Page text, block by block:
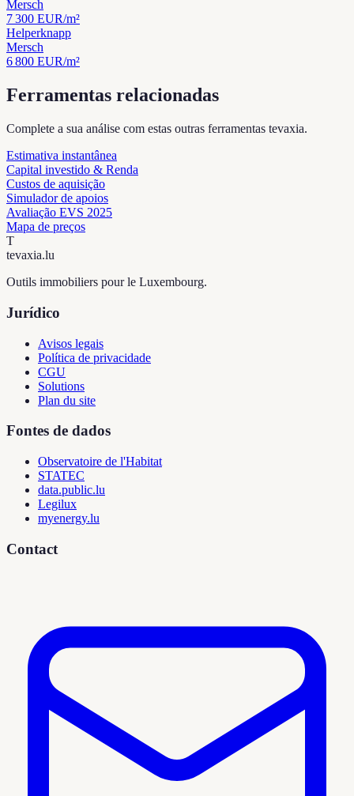
Mersch
7 300 EUR/m²
Helperknapp
Mersch
6 800 EUR/m²
Ferramentas relacionadas
Complete a sua análise com estas outras ferramentas tevaxia.
Estimativa instantânea
Capital investido & Renda
Custos de aquisição
Simulador de apoios
Avaliação EVS 2025
Mapa de preços
T
tevaxia.lu
Outils immobiliers pour le Luxembourg.
Jurídico
Avisos legais
Política de privacidade
CGU
Solutions
Plan du site
Fontes de dados
Observatoire de l'Habitat
STATEC
data.public.lu
Legilux
myenergy.lu
Contact